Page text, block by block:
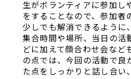
生がボランティアに参加し
をすることなので、参加者
少しでも解消できるように
集合時間や場所、当日の活
どに加えて顔合わせ会など
の点では、今回の活動で良
た点をしっかりと話し合い